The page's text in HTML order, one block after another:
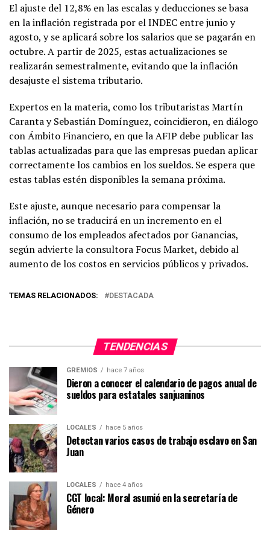
El ajuste del 12,8% en las escalas y deducciones se basa
en la inflación registrada por el INDEC entre junio y
agosto, y se aplicará sobre los salarios que se pagarán en
octubre. A partir de 2025, estas actualizaciones se
realizarán semestralmente, evitando que la inflación
desajuste el sistema tributario.
Expertos en la materia, como los tributaristas Martín
Caranta y Sebastián Domínguez, coincidieron, en diálogo
con Ámbito Financiero, en que la AFIP debe publicar las
tablas actualizadas para que las empresas puedan aplicar
correctamente los cambios en los sueldos. Se espera que
estas tablas estén disponibles la semana próxima.
Este ajuste, aunque necesario para compensar la
inflación, no se traducirá en un incremento en el
consumo de los empleados afectados por Ganancias,
según advierte la consultora Focus Market, debido al
aumento de los costos en servicios públicos y privados.
TEMAS RELACIONADOS: DESTACADA
TENDENCIAS
GREMIOS hace 7 años
Dieron a conocer el calendario de pagos anual de
sueldos para estatales sanjuaninos
LOCALES hace 5 años
Detectan varios casos de trabajo esclavo en San
Juan
LOCALES hace 4 años
CGT local: Moral asumió en la secretaría de
Género